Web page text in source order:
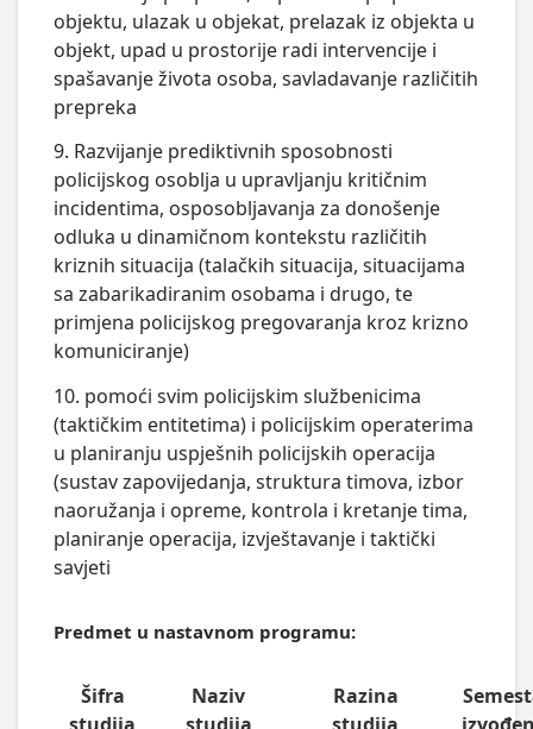
objektu, ulazak u objekat, prelazak iz objekta u
objekt, upad u prostorije radi intervencije i
spašavanje života osoba, savladavanje različitih
prepreka
9. Razvijanje prediktivnih sposobnosti
policijskog osoblja u upravljanju kritičnim
incidentima, osposobljavanja za donošenje
odluka u dinamičnom kontekstu različitih
kriznih situacija (talačkih situacija, situacijama
sa zabarikadiranim osobama i drugo, te
primjena policijskog pregovaranja kroz krizno
komuniciranje)
10. pomoći svim policijskim službenicima
(taktičkim entitetima) i policijskim operaterima
u planiranju uspješnih policijskih operacija
(sustav zapovijedanja, struktura timova, izbor
naoružanja i opreme, kontrola i kretanje tima,
planiranje operacija, izvještavanje i taktički
savjeti
Predmet u nastavnom programu:
Šifra
Naziv
Razina